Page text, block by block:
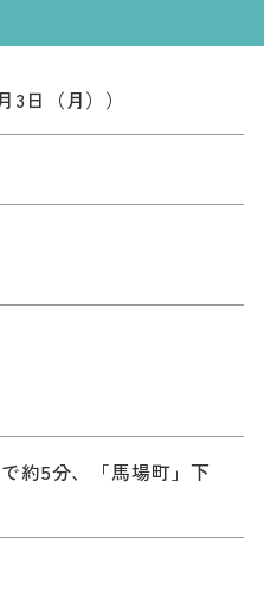
日（月））
約5分、「馬場町」下